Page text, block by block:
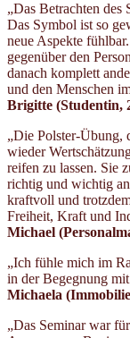
„Das Betrachten des
Das Symbol ist so
neue Aspekte
gegenüber den
danach komplett
und den Menschen
Brigitte (Studentin,
„Die Polster-Übung,
wieder
reifen zu lassen. Sie
richtig und wichtig
kraftvoll und
Freiheit, Kraft und
Michael
„Ich fühle mich im
in der Begegnung
Michaela
„Das Seminar war